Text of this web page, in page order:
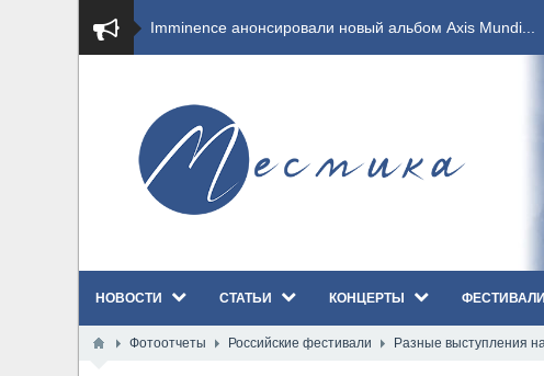
​Imminence анонсировали новый альбом Axis Mundi...
GHOST возвращаются на большие экраны с новым
​Summer Breeze Open Air 2026 полностью переходи...
ANTHRAX представили новый сингл и видеоклип «Th...
НОВОСТИ СТАТЬИ КОНЦЕРТЫ ФЕСТИВАЛИ
Фотоотчеты Российские фестивали Разные выступления